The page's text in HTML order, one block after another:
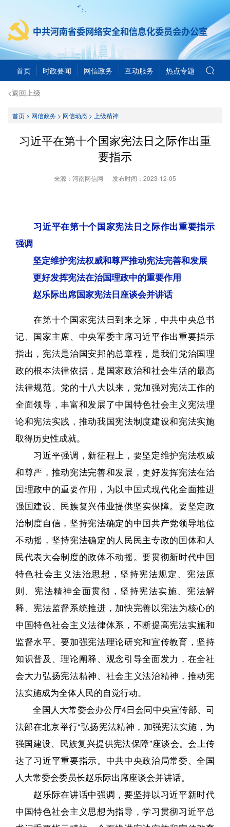
首页 时政要闻 网信政务 互动服务 热点专题
<返回上级
首页> 网信政务> 网信动态> 上级精神
习近平在第十个国家宪法日之际作出重
要指示
来源：河南网信网 发布时间： 2023-12-05
习近平在第十个国家宪法日之际作出重要指示
强调
坚定维护宪法权威和尊严推动宪法完善和发展
更好发挥宪法在治国理政中的重要作用
赵乐际出席国家宪法日座谈会并讲话
在第十个国家宪法日到来之际，中共中央总书
记、国家主席、中央军委主席习近平作出重要指示
指出，宪法是治国安邦的总章程，是我们党治国理
政的根本法律依据，是国家政治和社会生活的最高
法律规范。党的十八大以来，党加强对宪法工作的
全面领导，丰富和发展了中国特色社会主义宪法理
论和宪法实践，推动我国宪法制度建设和宪法实施
取得历史性成就。
习近平强调，新征程上，要坚定维护宪法权威
和尊严，推动宪法完善和发展，更好发挥宪法在治
国理政中的重要作用，为以中国式现代化全面推进
强国建设、民族复兴伟业提供坚实保障。要坚定政
治制度自信，坚持宪法确定的中国共产党领导地位
不动摇，坚持宪法确定的人民民主专政的国体和人
民代表大会制度的政体不动摇。要贯彻新时代中国
特色社会主义法治思想，坚持宪法规定、宪法原
则、宪法精神全面贯彻，坚持宪法实施、宪法解
释、宪法监督系统推进，加快完善以宪法为核心的
中国特色社会主义法律体系，不断提高宪法实施和
监督水平。要加强宪法理论研究和宣传教育，坚持
知识普及、理论阐释、观念引导全面发力，在全社
会大力弘扬宪法精神、社会主义法治精神，推动宪
法实施成为全体人民的自觉行动。
全国人大常委会办公厅4日会同中央宣传部、司
法部在北京举行“弘扬宪法精神，加强宪法实施，为
强国建设、民族复兴提供宪法保障”座谈会。会上传
达了习近平重要指示。中共中央政治局常委、全国
人大常委会委员长赵乐际出席座谈会并讲话。
赵乐际在讲话中强调，要坚持以习近平新时代
中国特色社会主义思想为指导，学习贯彻习近平总